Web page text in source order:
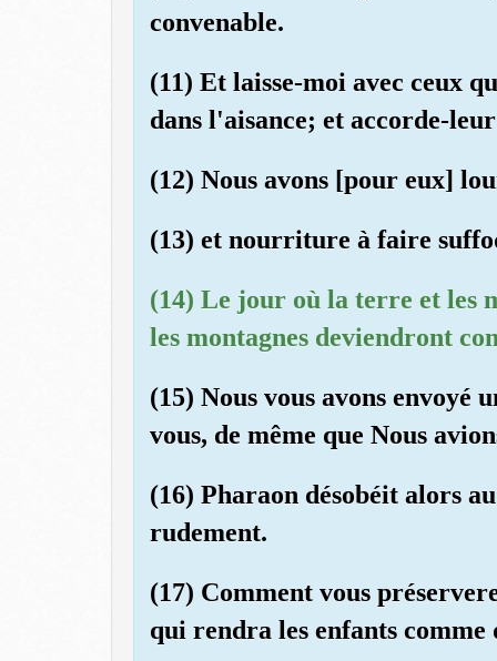
convenable.
(11) Et laisse-moi avec ceux
dans l'aisance; et accorde-
(12) Nous avons [pour eux]
(13) et nourriture à faire
(14) Le jour où la terre et les
les montagnes deviendront
(15) Nous vous avons envoyé
vous, de même que Nous
(16) Pharaon désobéit alors
rudement.
(17) Comment vous
qui rendra les enfants